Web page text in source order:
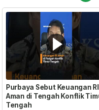
Purbaya Sebut Keuangan RI
Aman di Tengah Konflik
Tengah